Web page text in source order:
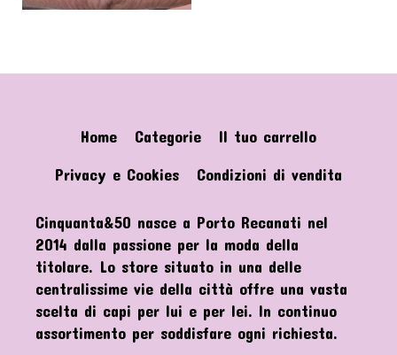
Home Categorie
Il tuo carrello
Privacy e Cookies
Condizioni di vendita
Cinquanta&50 nasce a Porto Recanati nel
2014 dalla passione per la moda della
titolare. Lo store situato in una delle
centralissime vie della città offre una vasta
scelta di capi per lui e per lei. In continuo
assortimento per soddisfare ogni richiesta.